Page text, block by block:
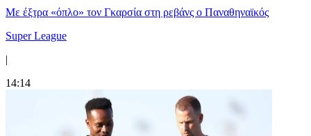
Mε έξτρα «όπλο» τον Γκαρσία στη ρεβάνς ο Παναθηναϊκός
Super League
|
14:14